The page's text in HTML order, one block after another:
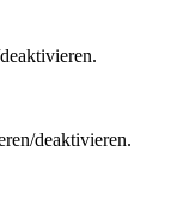
deaktivieren.